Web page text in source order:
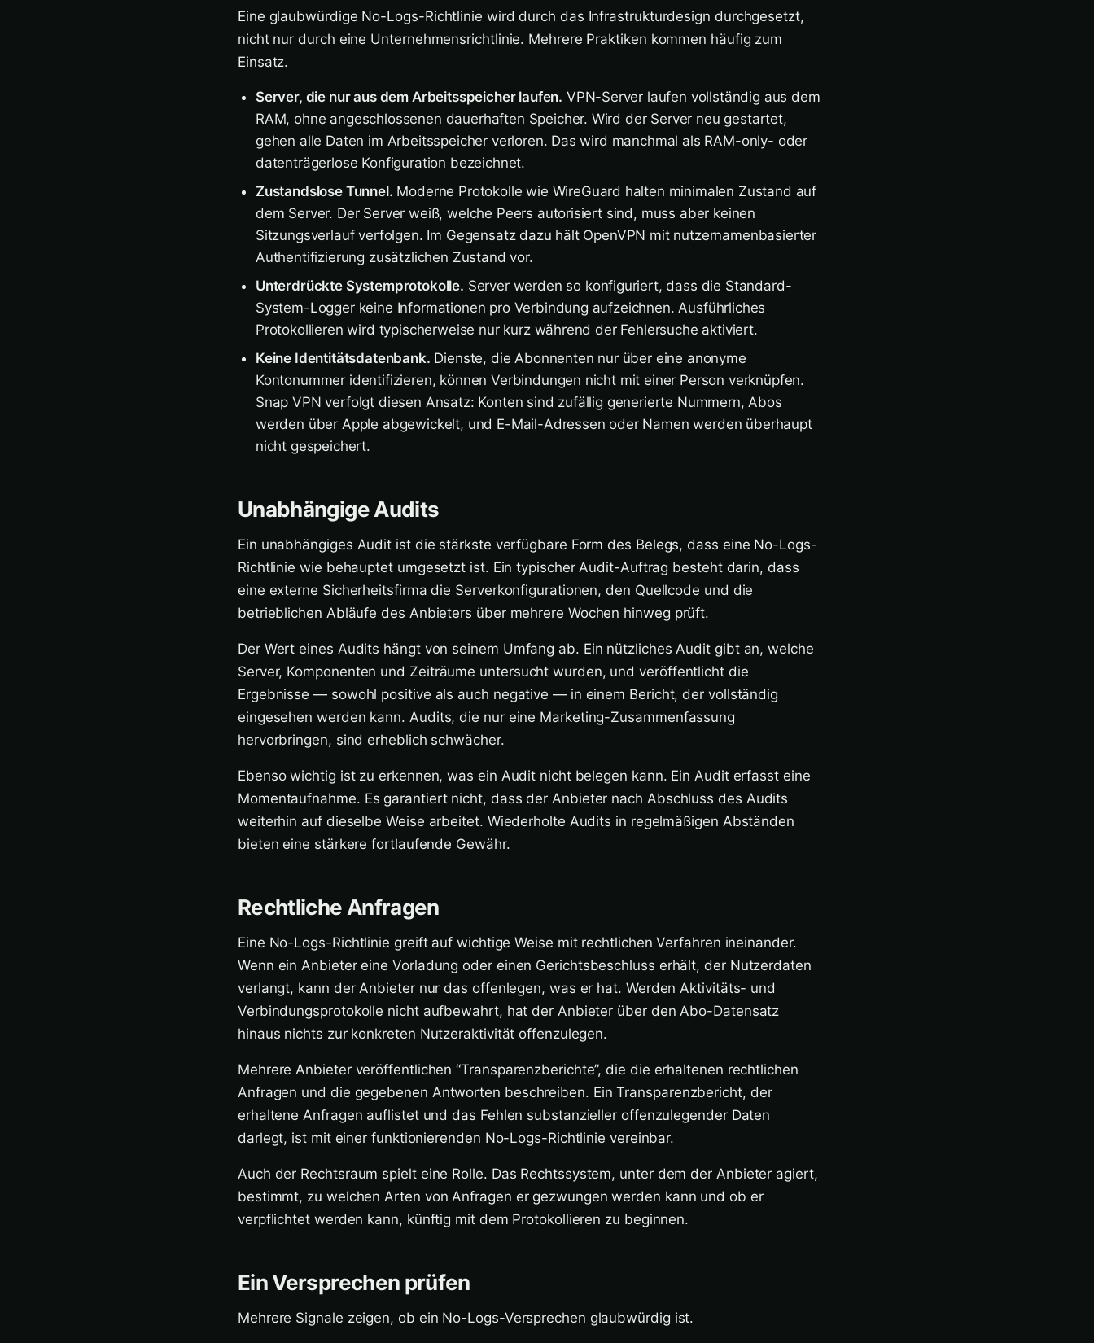
Eine glaubwürdige No-Logs-Richtlinie wird durch das Infrastrukturdesign durchgesetzt,
nicht nur durch eine Unternehmensrichtlinie. Mehrere Praktiken kommen häufig zum
Einsatz.
Server, die nur aus dem Arbeitsspeicher laufen. VPN-Server laufen vollständig aus dem
RAM, ohne angeschlossenen dauerhaften Speicher. Wird der Server neu gestartet,
gehen alle Daten im Arbeitsspeicher verloren. Das wird manchmal als RAM-only- oder
datenträgerlose Konfiguration bezeichnet.
Zustandslose Tunnel. Moderne Protokolle wie WireGuard halten minimalen Zustand auf
dem Server. Der Server weiß, welche Peers autorisiert sind, muss aber keinen
Sitzungsverlauf verfolgen. Im Gegensatz dazu hält OpenVPN mit nutzernamenbasierter
Authentifizierung zusätzlichen Zustand vor.
Unterdrückte Systemprotokolle. Server werden so konfiguriert, dass die Standard-
System-Logger keine Informationen pro Verbindung aufzeichnen. Ausführliches
Protokollieren wird typischerweise nur kurz während der Fehlersuche aktiviert.
Keine Identitätsdatenbank. Dienste, die Abonnenten nur über eine anonyme
Kontonummer identifizieren, können Verbindungen nicht mit einer Person verknüpfen.
Snap VPN verfolgt diesen Ansatz: Konten sind zufällig generierte Nummern, Abos
werden über Apple abgewickelt, und E-Mail-Adressen oder Namen werden überhaupt
nicht gespeichert.
Unabhängige Audits
Ein unabhängiges Audit ist die stärkste verfügbare Form des Belegs, dass eine No-Logs-
Richtlinie wie behauptet umgesetzt ist. Ein typischer Audit-Auftrag besteht darin, dass
eine externe Sicherheitsfirma die Serverkonfigurationen, den Quellcode und die
betrieblichen Abläufe des Anbieters über mehrere Wochen hinweg prüft.
Der Wert eines Audits hängt von seinem Umfang ab. Ein nützliches Audit gibt an, welche
Server, Komponenten und Zeiträume untersucht wurden, und veröffentlicht die
Ergebnisse — sowohl positive als auch negative — in einem Bericht, der vollständig
eingesehen werden kann. Audits, die nur eine Marketing-Zusammenfassung
hervorbringen, sind erheblich schwächer.
Ebenso wichtig ist zu erkennen, was ein Audit nicht belegen kann. Ein Audit erfasst eine
Momentaufnahme. Es garantiert nicht, dass der Anbieter nach Abschluss des Audits
weiterhin auf dieselbe Weise arbeitet. Wiederholte Audits in regelmäßigen Abständen
bieten eine stärkere fortlaufende Gewähr.
Rechtliche Anfragen
Eine No-Logs-Richtlinie greift auf wichtige Weise mit rechtlichen Verfahren ineinander.
Wenn ein Anbieter eine Vorladung oder einen Gerichtsbeschluss erhält, der Nutzerdaten
verlangt, kann der Anbieter nur das offenlegen, was er hat. Werden Aktivitäts- und
Verbindungsprotokolle nicht aufbewahrt, hat der Anbieter über den Abo-Datensatz
hinaus nichts zur konkreten Nutzeraktivität offenzulegen.
Mehrere Anbieter veröffentlichen “Transparenzberichte”, die die erhaltenen rechtlichen
Anfragen und die gegebenen Antworten beschreiben. Ein Transparenzbericht, der
erhaltene Anfragen auflistet und das Fehlen substanzieller offenzulegender Daten
darlegt, ist mit einer funktionierenden No-Logs-Richtlinie vereinbar.
Auch der Rechtsraum spielt eine Rolle. Das Rechtssystem, unter dem der Anbieter agiert,
bestimmt, zu welchen Arten von Anfragen er gezwungen werden kann und ob er
verpflichtet werden kann, künftig mit dem Protokollieren zu beginnen.
Ein Versprechen prüfen
Mehrere Signale zeigen, ob ein No-Logs-Versprechen glaubwürdig ist.